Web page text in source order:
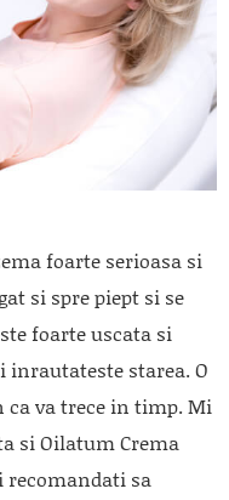
foarte serioasa si
si spre piept si se
foarte uscata si
inrautateste starea. O
ca va trece in timp. Mi
si Oilatum Crema
recomandati sa